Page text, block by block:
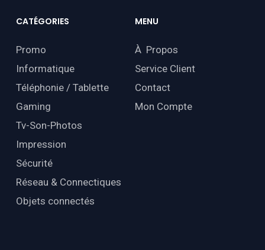
CATÉGORIES
Promo
Informatique
Téléphonie / Tablette
Gaming
Tv-Son-Photos
Impression
Sécurité
Réseau & Connectiques
Objets connectés
MENU
À Propos
Service Client
Contact
Mon Compte